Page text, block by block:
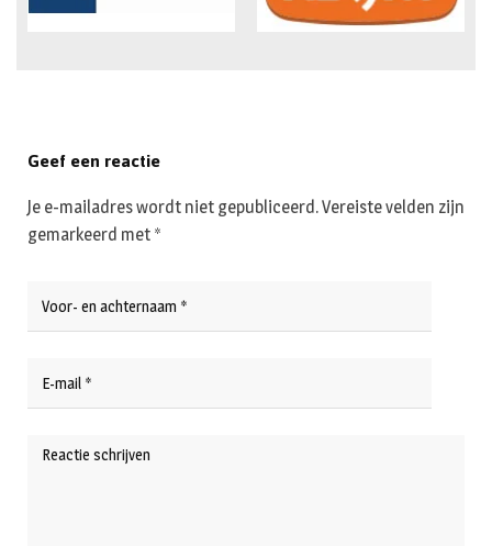
Geef een reactie
Je e-mailadres wordt niet gepubliceerd.Vereiste velden zijn
gemarkeerd met *